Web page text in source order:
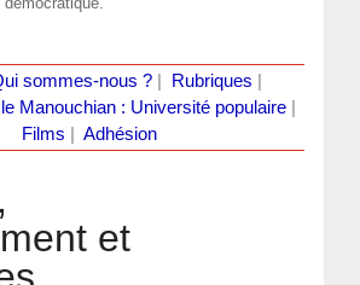
sommes-nous ?| Rubriques
Manouchian : Université populaire
Films
Adhésion
et